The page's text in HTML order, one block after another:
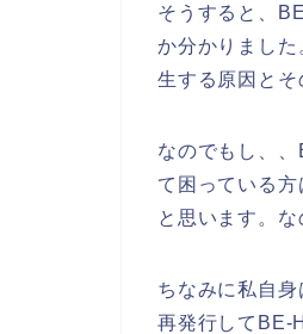
そうすると、
か分かりまし
生する原因とそ
なのでもし、
て困っている
と思います。
ちなみに私自
再発行してBE-